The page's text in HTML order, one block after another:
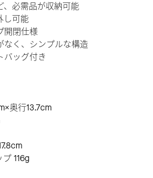
、必需品が収納可能
し可能
開閉仕様
なく、シンプルな構造
バッグ付き
奥行13.7cm
116g